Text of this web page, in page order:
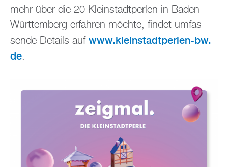
mehr über die 20 Klein­stadt­per­len in Baden-
Würt­tem­berg er­fah­ren möch­te, fin­det um­fas­
sen­de De­tails auf www.​kle​inst​adtp​erle​n-​bw.​
de.